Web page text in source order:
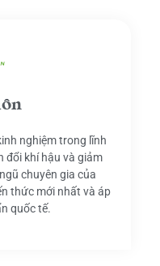
nghiệm trong lĩnh
đổi khí hậu và giảm
chuyên gia của
thức mới nhất và áp
quốc tế.